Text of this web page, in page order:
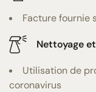
Facture fournie
Nettoyage
Utilisation de
coronavirus